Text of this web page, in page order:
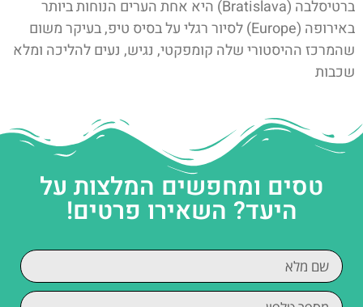
ברטיסלבה (Bratislava) היא אחת הערים הנוחות ביותר
באירופה (Europe) לסיור רגלי על בסיס טיפ, בעיקר משום
שהמרכז ההיסטורי שלה קומפקטי, נגיש, נעים להליכה ומלא
שכבות
טסים ומחפשים המלצות על
היעד? השאירו פרטים!